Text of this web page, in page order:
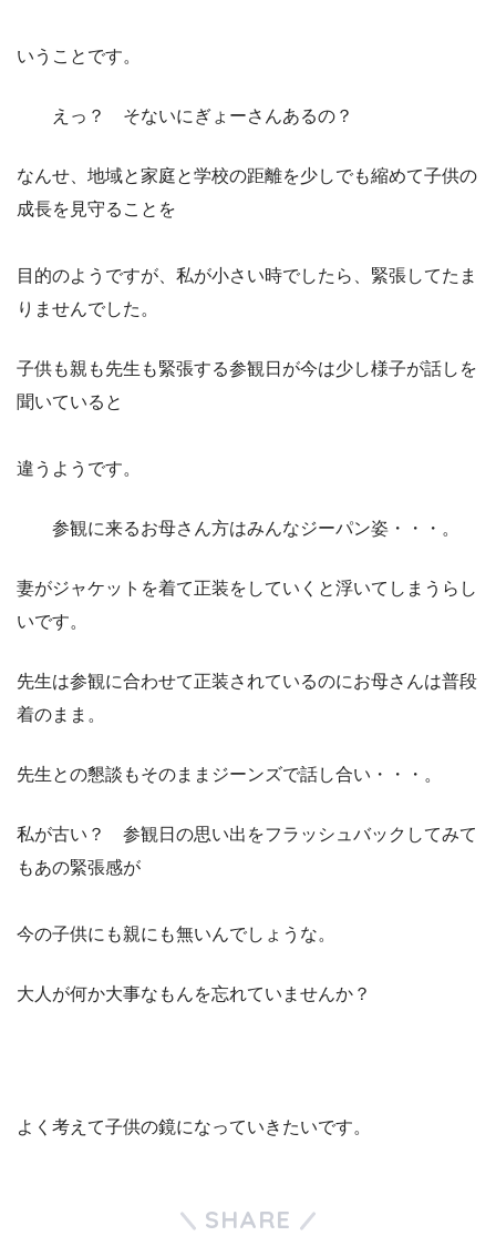
いうことです。
えっ？ そないにぎょーさんあるの？
なんせ、地域と家庭と学校の距離を少しでも縮めて子供の
成長を見守ることを
目的のようですが、私が小さい時でしたら、緊張してたま
りませんでした。
子供も親も先生も緊張する参観日が今は少し様子が話しを
聞いていると
違うようです。
参観に来るお母さん方はみんなジーパン姿・・・。
妻がジャケットを着て正装をしていくと浮いてしまうらし
いです。
先生は参観に合わせて正装されているのにお母さんは普段
着のまま。
先生との懇談もそのままジーンズで話し合い・・・。
私が古い？ 参観日の思い出をフラッシュバックしてみて
もあの緊張感が
今の子供にも親にも無いんでしょうな。
大人が何か大事なもんを忘れていませんか？
よく考えて子供の鏡になっていきたいです。
SHARE